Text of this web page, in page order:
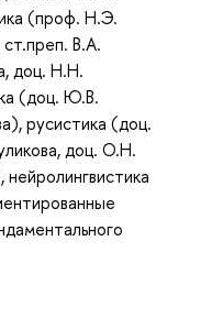
(проф. Н.Э.
В.А.
доц. Н.Н.
(доц. Ю.В.
русистика (доц.
доц. О.Н.